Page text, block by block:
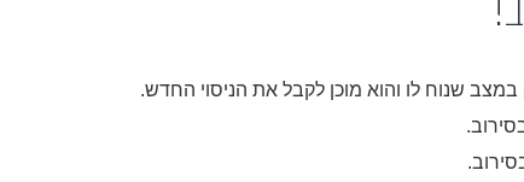
שנוח לו והוא מוכן לקבל את הניסוי החדש.